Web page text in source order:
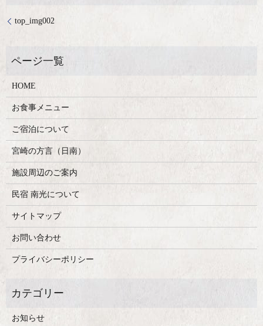
top_img002
HOME
お食事メニュー
ご宿泊について
宮崎の方言（日南）
施設周辺のご案内
民宿 南光について
サイトマップ
お問い合わせ
プライバシーポリシー
お知らせ